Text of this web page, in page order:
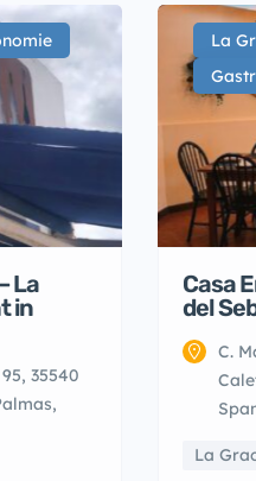
La
in
35540
La
Casa
del
C.
La